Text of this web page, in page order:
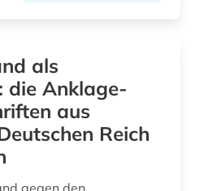
als
die Anklage-
aus
Reich